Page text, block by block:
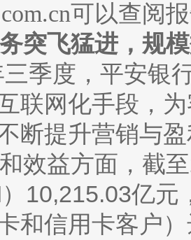
可以查阅
飞猛进，规模
度，平安银行
联网化手段，
断提升营销与
益方面，截至
10,215.03亿
和信用卡客户